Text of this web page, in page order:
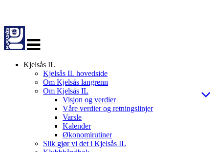
navigasjon
Kjelsås IL
Kjelsås IL hovedside
Om Kjelsås langrenn
Om Kjelsås IL
Visjon og verdier
Våre verdier og retningslinjer
Varsle
Kalender
Økonomirutiner
Slik gjør vi det i Kjelsås IL